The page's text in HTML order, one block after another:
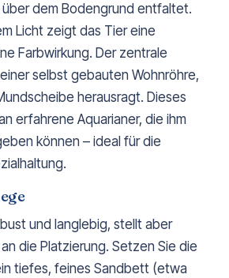
dem Bodengrund entfaltet.
Licht zeigt das Tier eine
Farbwirkung. Der zentrale
selbst gebauten Wohnröhre,
herausragt. Dieses
erfahrene Aquarianer, die ihm
können – ideal für die
und langlebig, stellt aber
die Platzierung. Setzen Sie die
tiefes, feines Sandbett (etwa